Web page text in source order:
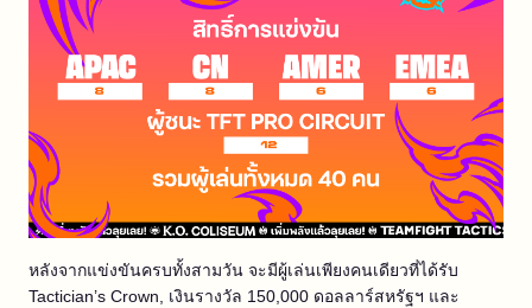
หลังจากแข่งขันครบทั้งสามวัน จะมีผู้เล่นเพียงคนเดียวที่ได้รับ
Tactician’s Crown, เงินรางวัล 150,000 ดอลลาร์สหรัฐฯ และ